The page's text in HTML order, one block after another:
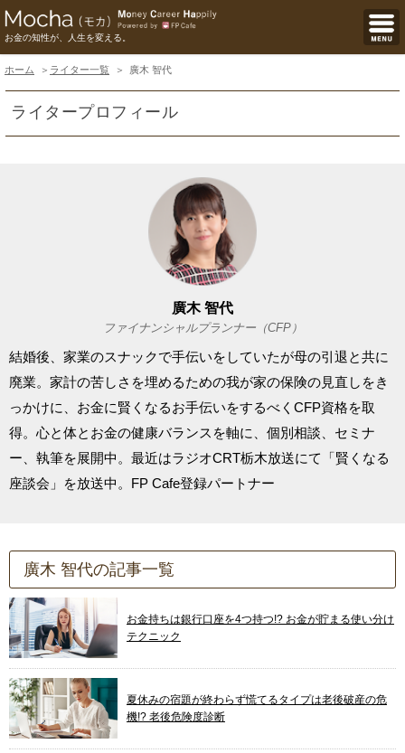
お金の知性が、人生を変える。
ホーム ライター一覧 廣木 智代
ライタープロフィール
廣木 智代
ファイナンシャルプランナー（CFP）
結婚後、家業のスナックで手伝いをしていたが母の引退と共に
廃業。家計の苦しさを埋めるための我が家の保険の見直しをき
っかけに、お金に賢くなるお手伝いをするべくCFP資格を取
得。心と体とお金の健康バランスを軸に、個別相談、セミナ
ー、執筆を展開中。最近はラジオCRT栃木放送にて「賢くなる
座談会」を放送中。FP Cafe登録パートナー
廣木 智代の記事一覧
お金持ちは銀行口座を4つ持つ!? お金が貯まる使い分け
テクニック
夏休みの宿題が終わらず慌てるタイプは老後破産の危
機!? 老後危険度診断